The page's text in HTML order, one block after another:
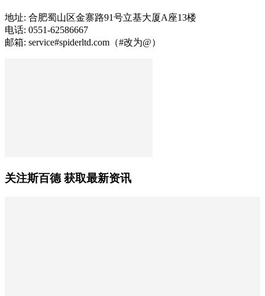
地址: 合肥蜀山区金寨路91号立基大厦A座13楼
电话: 0551-62586667
邮箱: service#spiderltd.com（#改为@）
关注斯百德 获取最新资讯